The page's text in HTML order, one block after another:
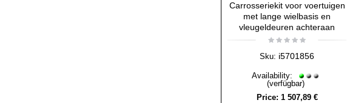
Carrosseriekit voor voertuigen
met lange wielbasis en
vleugeldeuren achteraan
Sku: i5701856
Availability:
(verfügbar)
Price: 1 507,89 €